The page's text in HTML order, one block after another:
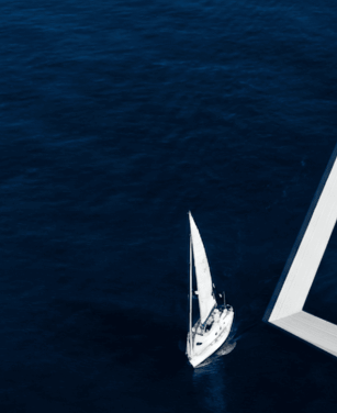
Συγγραφείς Αίτημα